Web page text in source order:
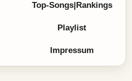
Top-Songs|Rankings
Playlist
Impressum